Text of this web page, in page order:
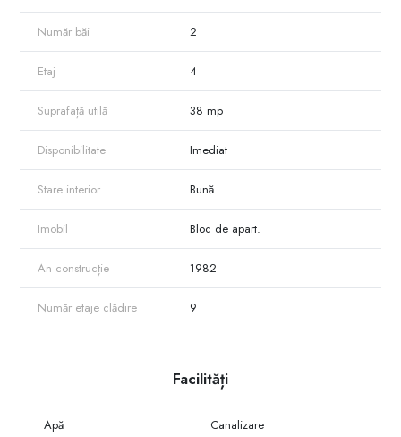
public și alte puncte de interes zilnic.
Apartamentul este disponibil pentru chirie și poate fi vizionat cu
programare prealabilă.
Contactează-ne pentru informații suplimentare și programarea unei
vizionări.
Număr băi 2
Etaj 4
Suprafață utilă 38 mp
Disponibilitate Imediat
Stare interior Bună
Imobil Bloc de apart.
An construcție 1982
Număr etaje clădire 9
Facilități
Apă
Canalizare